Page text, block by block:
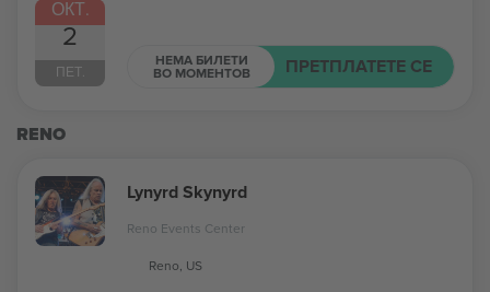
ОКТ.
2
ПЕТ.
НЕМА БИЛЕТИ
ВО МОМЕНТОВ ПРЕТПЛАТЕТЕ СЕ
RENO
Lynyrd Skynyrd
Reno Events Center
Reno, US